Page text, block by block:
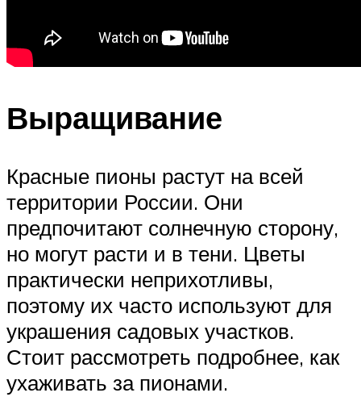
Выращивание
Красные пионы растут на всей
территории России. Они
предпочитают солнечную сторону,
но могут расти и в тени. Цветы
практически неприхотливы,
поэтому их часто используют для
украшения садовых участков.
Стоит рассмотреть подробнее, как
ухаживать за пионами.